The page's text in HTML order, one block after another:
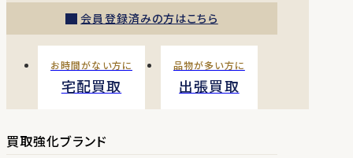
会員登録済みの方はこちら
お時間がない方に
宅配買取
品物が多い方に
出張買取
買取強化ブランド